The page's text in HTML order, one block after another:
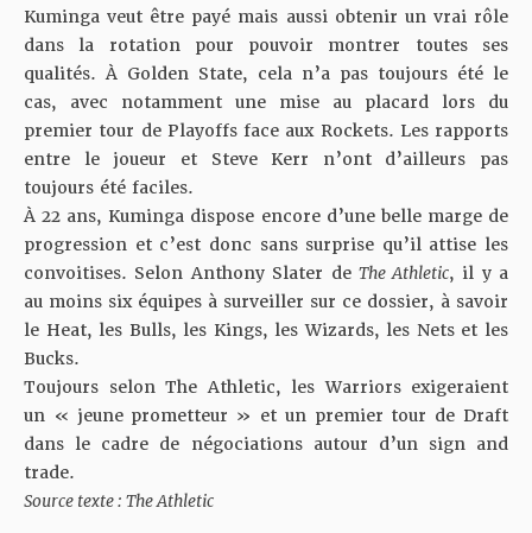
Kuminga veut être payé mais aussi obtenir un vrai rôle
dans la rotation pour pouvoir montrer toutes ses
qualités. À Golden State, cela n’a pas toujours été le
cas, avec notamment une mise au placard lors du
premier tour de Playoffs face aux Rockets. Les rapports
entre le joueur et Steve Kerr n’ont d’ailleurs pas
toujours été faciles.
À 22 ans, Kuminga dispose encore d’une belle marge de
progression et c’est donc sans surprise qu’il attise les
convoitises. Selon Anthony Slater deThe Athletic, il y a
au moins six équipes à surveiller sur ce dossier, à savoir
le Heat, les Bulls, les Kings, les Wizards, les Nets et les
Bucks.
Toujours selon The Athletic, les Warriors exigeraient
un « jeune prometteur » et un premier tour de Draft
dans le cadre de négociations autour d’un sign and
trade.
Source texte : The Athletic